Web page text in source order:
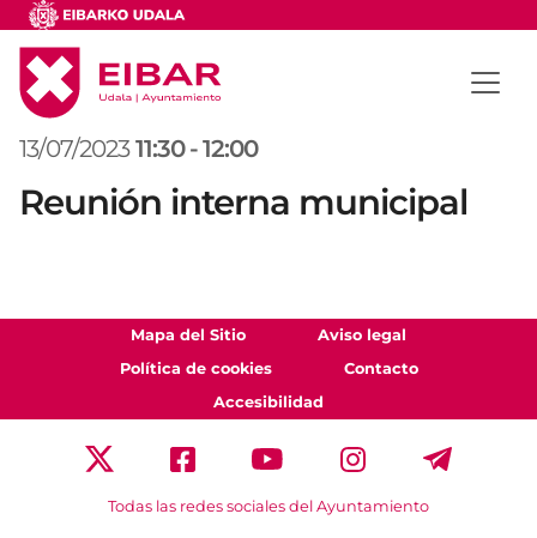
13/07/2023 11:30 -12:00
Reunión interna municipal
Mapa del Sitio
Aviso legal
Política de cookies
Contacto
Accesibilidad
Todas las redes sociales del Ayuntamiento